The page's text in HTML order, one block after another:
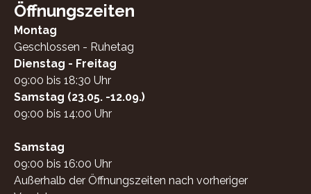
Öffnungszeiten
Montag
Geschlossen - Ruhetag
Dienstag - Freitag
09:00 bis 18:30 Uhr
Samstag (23.05. -12.09.)
09:00 bis 14:00 Uhr
Samstag
09:00 bis 16:00 Uhr
Außerhalb der Öffnungszeiten nach vorheriger